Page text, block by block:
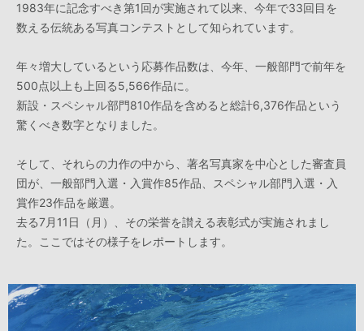
1983年に記念すべき第1回が実施されて以来、今年で33回目を
数える伝統ある写真コンテストとして知られています。
年々増大しているという応募作品数は、今年、一般部門で前年を
500点以上も上回る5,566作品に。
新設・スペシャル部門810作品を含めると総計6,376作品という
驚くべき数字となりました。
そして、それらの力作の中から、著名写真家を中心とした審査員
団が、一般部門入選・入賞作85作品、スペシャル部門入選・入
賞作23作品を厳選。
去る7月11日（月）、その栄誉を讃える表彰式が実施されまし
た。ここではその様子をレポートします。